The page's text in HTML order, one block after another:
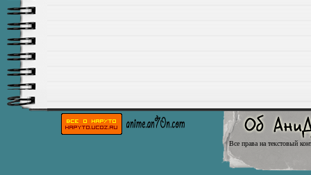
Все права на текстовый